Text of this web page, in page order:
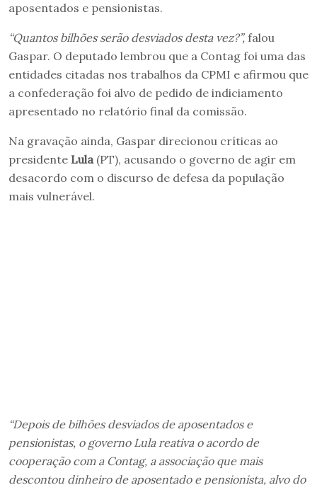
aposentados e pensionistas.
“Quantos bilhões serão desviados desta vez?”, falou
Gaspar. O deputado lembrou que a Contag foi uma das
entidades citadas nos trabalhos da CPMI e afirmou que
a confederação foi alvo de pedido de indiciamento
apresentado no relatório final da comissão.
Na gravação ainda, Gaspar direcionou críticas ao
presidente Lula(PT), acusando o governo de agir em
desacordo com o discurso de defesa da população
mais vulnerável.
“Depois de bilhões desviados de aposentados e
pensionistas, o governo Lula reativa o acordo de
cooperação com a Contag, a associação que mais
descontou dinheiro de aposentado e pensionista, alvo do